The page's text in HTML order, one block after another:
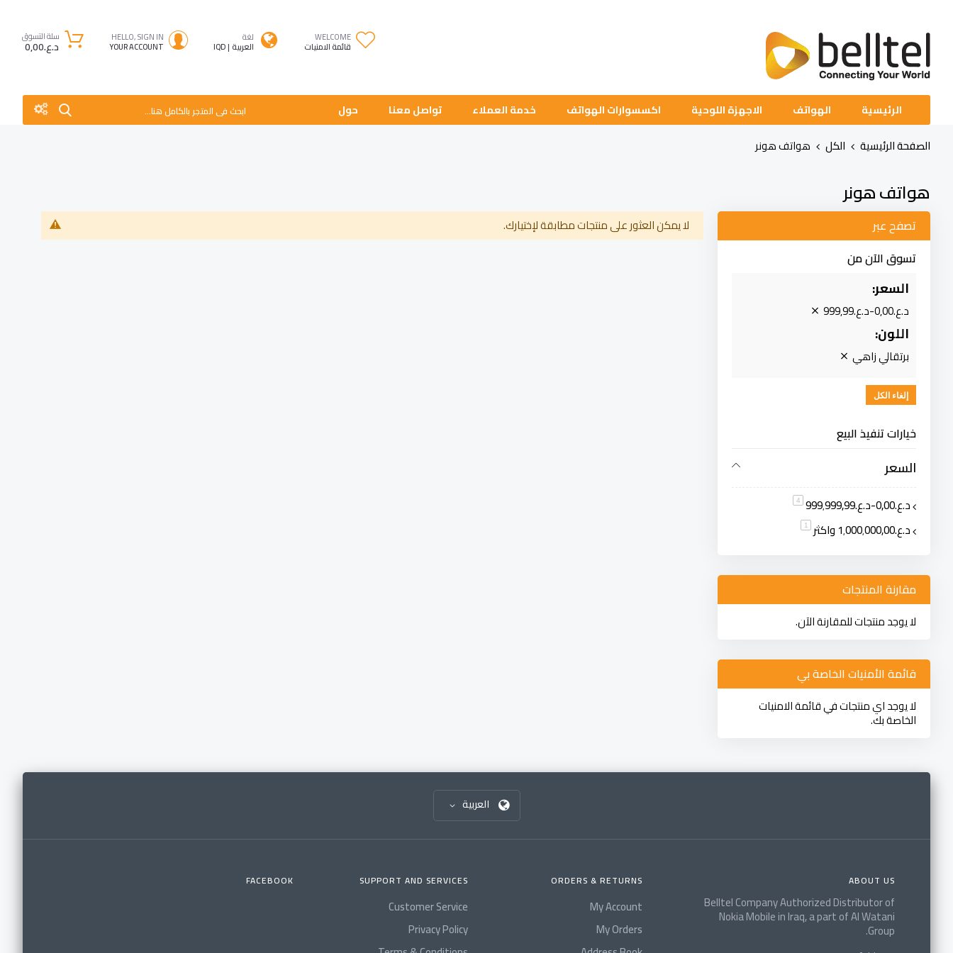
المحتوى WELCOME
قائمة الامنيات
لغة
العربية IQD
HELLO, SIGN IN
YOUR ACCOUNT
سلة التسوق
د.ع.‏0٫00
الرئيسية الهواتف الاجهزة اللوحية اكسسوارات الهواتف خدمة العملاء تواصل معنا حول ابحث فى المتجر بالكامل هنا...
الصفحة الرئيسية الكل هواتف هونر
هواتف هونر
لا يمكن العثور على منتجات مطابقة لإختيارك.
تصفح عبر
تسوق الآن من
السعر
د.ع.‏0٫00-د.ع.‏999٫99
اللون
برتقالي زاهي
إلغاء الكل
خيارات تنفيذ البيع
السعر
د.ع.‏0٫00 -د.ع.‏999٬999٫99 4قطعة
د.ع.‏1٬000٬000٫00 واكثر 1
مقارنة المنتجات
لا يوجد منتجات للمقارنة الآن.
قائمة الأمنيات الخاصة بي
لا يوجد اي منتجات في قائمة الامنيات
الخاصة بك.
العربية
ABOUT US
Belltel Company Authorized Distributor of
Nokia Mobile in Iraq, a part of Al Watani
Group.
ORDERS & RETURNS
My Account
My Orders
SUPPORT AND SERVICES
Customer Service
Privacy Policy
FACEBOOK